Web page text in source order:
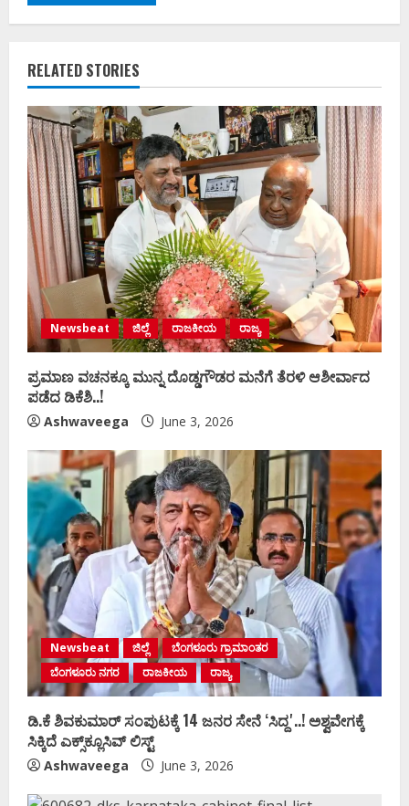
RELATED STORIES
Newsbeat ಜಿಲ್ಲೆ ರಾಜಕೀಯ ರಾಜ್ಯ
ಪ್ರಮಾಣ ವಚನಕ್ಕೂ ಮುನ್ನ ದೊಡ್ಡಗೌಡರ ಮನೆಗೆ ತೆರಳಿ ಆಶೀರ್ವಾದ
ಪಡೆದ ಡಿಕೆಶಿ..!
Ashwaveega June 3, 2026
Newsbeat ಜಿಲ್ಲೆ
ಬೆಂಗಳೂರು ಗ್ರಾಮಾಂತರ
ಬೆಂಗಳೂರು ನಗರ
ರಾಜಕೀಯ ರಾಜ್ಯ
ಡಿ.ಕೆ ಶಿವಕುಮಾರ್‌ ಸಂಪುಟಕ್ಕೆ 14 ಜನರ ಸೇನೆ ʻಸಿದ್ದʼ..! ಅಶ್ವವೇಗಕ್ಕೆ
ಸಿಕ್ಕಿದೆ ಎಕ್ಸ್‌ಕ್ಲೂಸಿವ್‌ ಲಿಸ್ಟ್‌
Ashwaveega June 3, 2026